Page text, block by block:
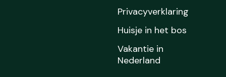
Privacyverklaring
Huisje in het bos
Vakantie in
Nederland